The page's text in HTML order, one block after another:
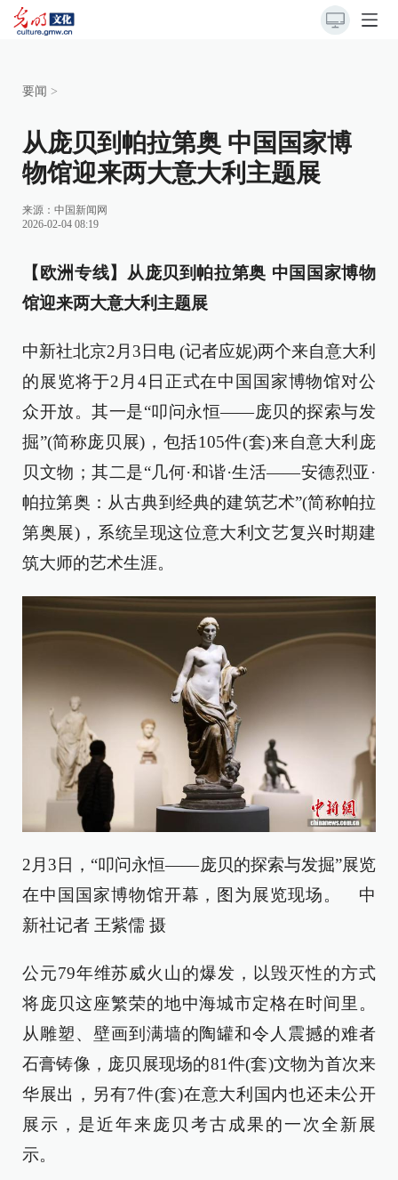
要闻 >
从庞贝到帕拉第奥 中国国家博
物馆迎来两大意大利主题展
来源： 中国新闻网
2026-02-04 08:19
【欧洲专线】从庞贝到帕拉第奥 中国国家博物
馆迎来两大意大利主题展
中新社北京2月3日电 (记者应妮)两个来自意大利
的展览将于2月4日正式在中国国家博物馆对公
众开放。其一是“叩问永恒——庞贝的探索与发
掘”(简称庞贝展)，包括105件(套)来自意大利庞
贝文物；其二是“几何·和谐·生活——安德烈亚·
帕拉第奥：从古典到经典的建筑艺术”(简称帕拉
第奥展)，系统呈现这位意大利文艺复兴时期建
筑大师的艺术生涯。
2月3日，“叩问永恒——庞贝的探索与发掘”展览
在中国国家博物馆开幕，图为展览现场。 中
新社记者 王紫儒 摄
公元79年维苏威火山的爆发，以毁灭性的方式
将庞贝这座繁荣的地中海城市定格在时间里。
从雕塑、壁画到满墙的陶罐和令人震撼的难者
石膏铸像，庞贝展现场的81件(套)文物为首次来
华展出，另有7件(套)在意大利国内也还未公开
展示，是近年来庞贝考古成果的一次全新展
示。